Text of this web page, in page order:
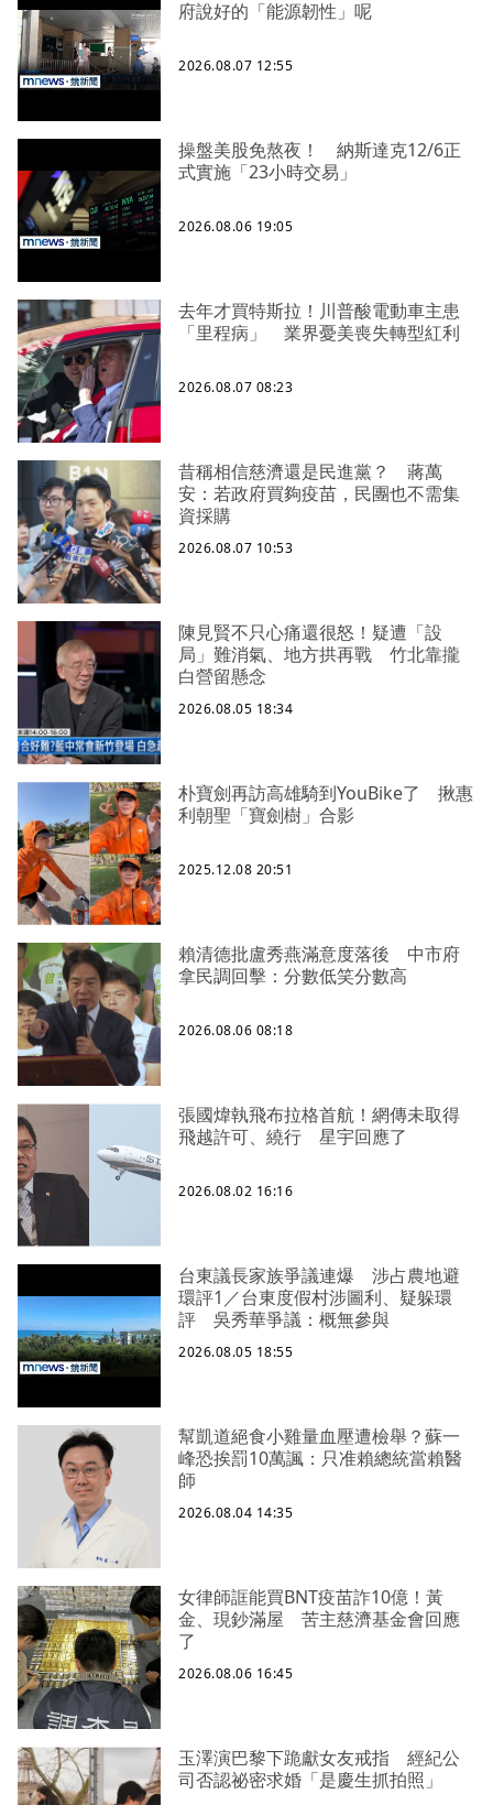
府說好的「能源韌性」呢
2026.08.07 12:55
操盤美股免熬夜！ 納斯達克12/6正
式實施「23小時交易」
2026.08.06 19:05
去年才買特斯拉！川普酸電動車主患
「里程病」 業界憂美喪失轉型紅利
2026.08.07 08:23
昔稱相信慈濟還是民進黨？ 蔣萬
安：若政府買夠疫苗，民團也不需集
資採購
2026.08.07 10:53
陳見賢不只心痛還很怒！疑遭「設
局」難消氣、地方拱再戰 竹北靠攏
白營留懸念
2026.08.05 18:34
朴寶劍再訪高雄騎到YouBike了 揪惠
利朝聖「寶劍樹」合影
2025.12.08 20:51
賴清德批盧秀燕滿意度落後 中市府
拿民調回擊：分數低笑分數高
2026.08.06 08:18
張國煒執飛布拉格首航！網傳未取得
飛越許可、繞行 星宇回應了
2026.08.02 16:16
台東議長家族爭議連爆 涉占農地避
環評1／台東度假村涉圖利、疑躲環
評 吳秀華爭議：概無參與
2026.08.05 18:55
幫凱道絕食小雞量血壓遭檢舉？蘇一
峰恐挨罰10萬諷：只准賴總統當賴醫
師
2026.08.04 14:35
女律師誆能買BNT疫苗詐10億！黃
金、現鈔滿屋 苦主慈濟基金會回應
了
2026.08.06 16:45
玉澤演巴黎下跪獻女友戒指 經紀公
司否認祕密求婚「是慶生抓拍照」